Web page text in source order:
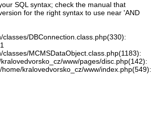
SQL syntax; check the manual that
for the right syntax to use near 'AND
DBConnection.class.php(330):
MCMSDataObject.class.php(1183):
www/pages/disc.php(142):
kralovedvorsko_cz/www/index.php(549):